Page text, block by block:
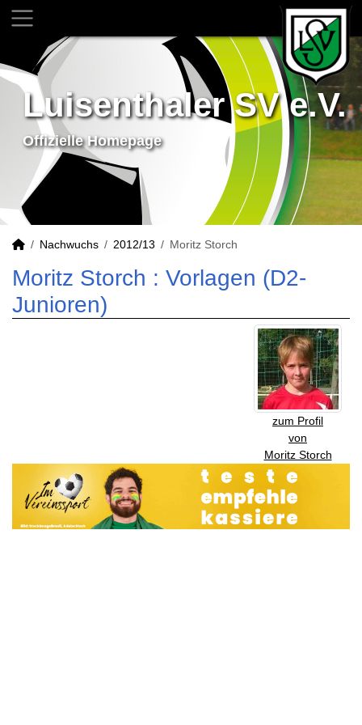
Luisenthaler SV e.V.
Offizielle Homepage
Nachwuchs 2012/13 Moritz Storch
Moritz Storch : Vorlagen (D2-
Junioren)
zum Profil
von
Moritz Storch